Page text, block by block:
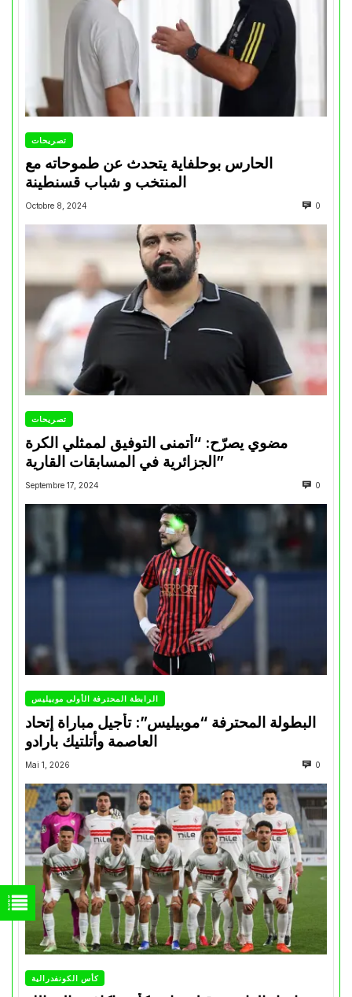
تصريحات
الحارس بوحلفاية يتحدث عن طموحاته مع
المنتخب و شباب قسنطينة
Octobre 8, 2024 0
تصريحات
مضوي يصرّح: “أتمنى التوفيق لممثلي الكرة
الجزائرية في المسابقات القارية”
Septembre 17, 2024 0
الرابطة المحترفة الأولى موبيليس
البطولة المحترفة “موبيليس”: تأجيل مباراة إتحاد
العاصمة وأتلتيك بارادو
Mai 1, 2026 0
كأس الكونفدرالية